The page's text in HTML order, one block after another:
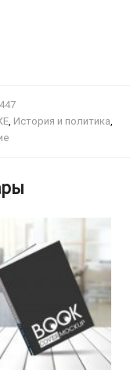
, История и политика,